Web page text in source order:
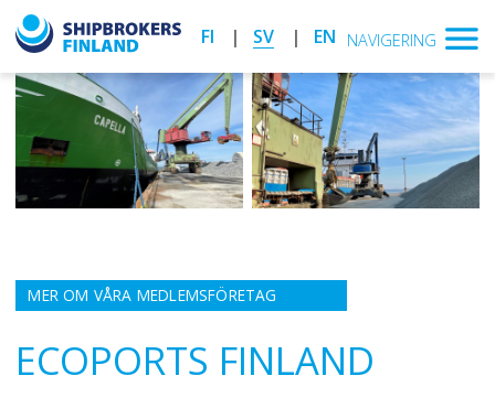
FI SV EN NAVIGERING
MER OM VÅRA MEDLEMSFÖRETAG
ECOPORTS FINLAND